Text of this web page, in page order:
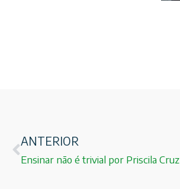
ANTERIOR
Ensinar não é trivial por Priscila Cruz